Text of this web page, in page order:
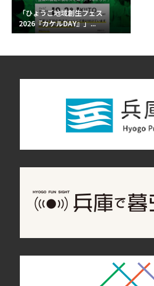
「ひょうご地域創生フェス
2026『カケルDAY』」...